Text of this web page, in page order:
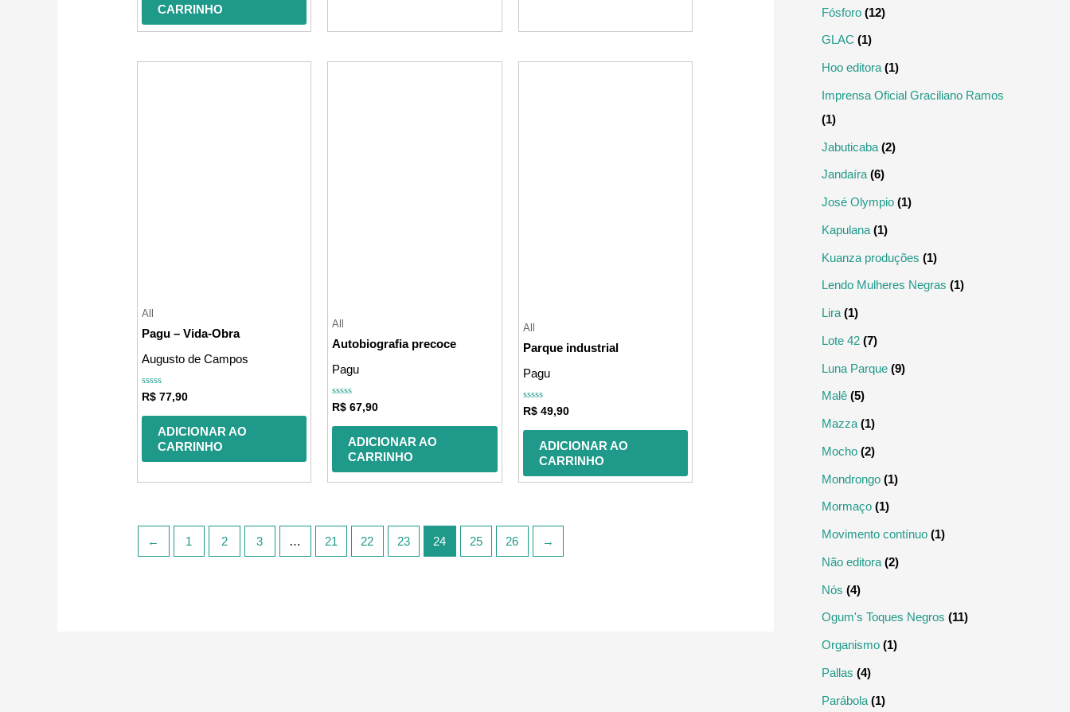
CARRINHO
All
Pagu – Vida-Obra
Augusto de Campos
Avaliação
de
R$ 77,90
ADICIONAR AO
CARRINHO
All
Autobiografia precoce
Pagu
Avaliação
de
R$ 67,90
ADICIONAR AO
CARRINHO
All
Parque industrial
Pagu
Avaliação
de
R$49,90
ADICIONAR AO
CARRINHO
← 1 2 3 … 21 22 23 24 25 26 →
Fósforo (12)
GLAC (1)
Hoo editora (1)
Imprensa Oficial Graciliano Ramos
(1)
Jabuticaba (2)
Jandaíra (6)
José Olympio (1)
Kapulana (1)
Kuanza produções (1)
Lendo Mulheres Negras (1)
Lira (1)
Lote 42 (7)
Luna Parque (9)
Malê (5)
Mazza (1)
Mocho (2)
Mondrongo (1)
Mormaço (1)
Movimento contínuo (1)
Não editora (2)
Nós (4)
Ogum's Toques Negros (11)
Organismo (1)
Pallas (4)
Parábola (1)